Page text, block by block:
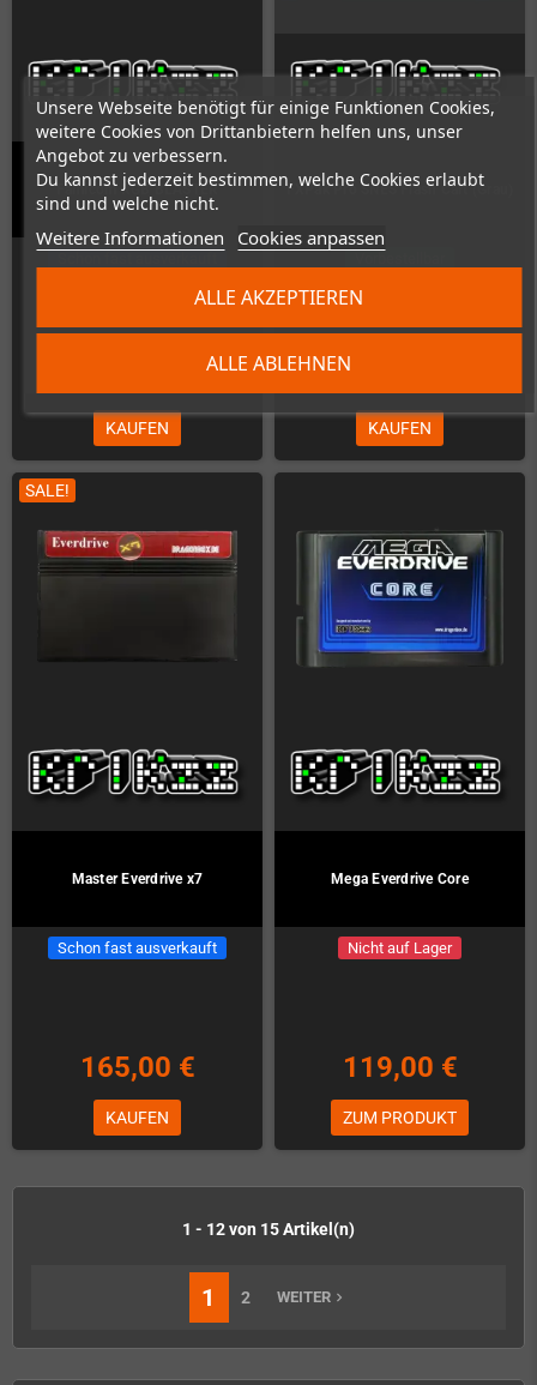
Unsere Webseite benötigt für einige Funktionen Cookies,
weitere Cookies von Drittanbietern helfen uns, unser
Angebot zu verbessern.
Du kannst jederzeit bestimmen, welche Cookies erlaubt
sind und welche nicht.
Weitere Informationen Cookies anpassen
ALLE ABLEHNEN
ALLE AKZEPTIEREN
Famicom RGB BLASTER
KAUFEN
FXPak Pro SNES Flash Cart (Grau)
275,00 €
KAUFEN
SALE!
Master Everdrive x7
Schon fast ausverkauft
165,00 €
KAUFEN
Mega Everdrive Core
Nicht auf Lager
119,00 €
ZUM PRODUKT
1 - 12 von 15 Artikel(n)
1 2 WEITER navigate_next